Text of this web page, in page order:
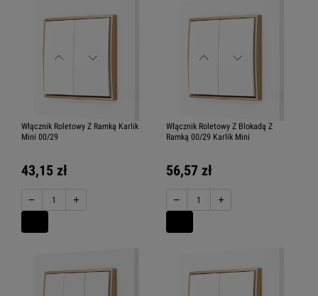
Włącznik Roletowy Z Ramką Karlik
Mini 00/29
43,15 zł
− +
Włącznik Roletowy Z Blokadą Z
Ramką 00/29 Karlik Mini
56,57 zł
− +